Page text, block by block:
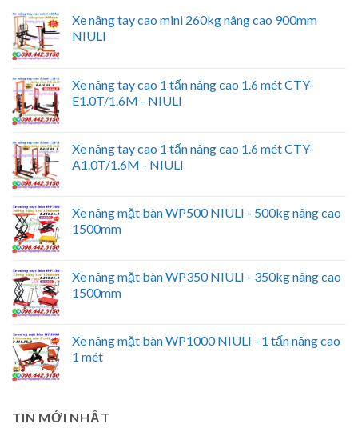
Xe nâng tay cao mini 260kg nâng cao 900mm
NIULI
Xe nâng tay cao 1 tấn nâng cao 1.6 mét CTY-
E1.0T/1.6M - NIULI
Xe nâng tay cao 1 tấn nâng cao 1.6 mét CTY-
A1.0T/1.6M - NIULI
Xe nâng mặt bàn WP500 NIULI - 500kg nâng cao
1500mm
Xe nâng mặt bàn WP350 NIULI - 350kg nâng cao
1500mm
Xe nâng mặt bàn WP1000 NIULI - 1 tấn nâng cao
1 mét
TIN MỚI NHẤT